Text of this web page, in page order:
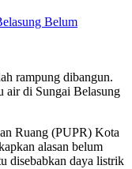
rampung dibangun.
air di Sungai Belasung
Ruang (PUPR) Kota
alasan belum
disebabkan daya listrik